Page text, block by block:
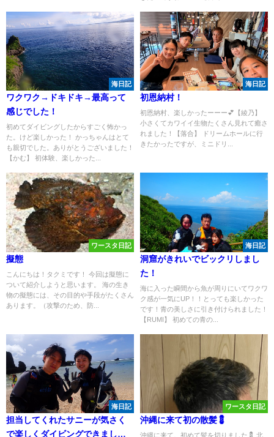
海日記
ワクワク→ドキドキ→最高って
感じでした！
初めてダイビングしたからすごく怖かっ
た。けど楽しかった！ かっちゃんはとて
も親切でした。ありがとうございました！
【かむ】 初体験、楽しかった...
海日記
初恩納村！
初恩納村、楽しかったーーー💕【綾乃】
小さくてカワイイ生物たくさん見れて癒さ
れました！【落合】 ドリームホールに行
きたかったですが、ミニドリ...
ワースタ日記
擬態
こんにちは！タクミです！ 今回は擬態に
ついて紹介しようと思います。 海の生き
物の擬態には、その目的や手段がたくさん
あります。（攻撃のため、防...
海日記
洞窟がきれいでビックリしまし
た！
海に入った瞬間から魚が周りにいてワクワ
ク感が一気にUP！！とっても楽しかった
です！青の美しさに引き付けられました！
【RUMI】 初めての青の...
海日記
担当してくれたサニーが気さく
で楽しくダイビングできまし
ワースタ日記
沖縄に来て初の散髪💈
沖縄に来て、初めて髪を切りました💈 北